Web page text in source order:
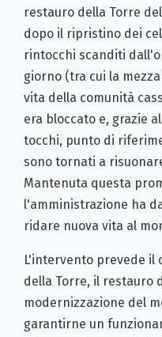
restauro della Torre
dopo il ripristino dei
rintocchi scanditi
giorno (tra cui la
vita della comunità
era bloccato e, grazie
tocchi, punto di
sono tornati a
Mantenuta questa
l'amministrazione ha
ridare nuova vita al
L'intervento prevede il
della Torre, il restauro
modernizzazione del
garantirne un